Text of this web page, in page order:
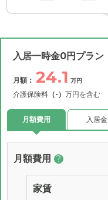
入居一時金0円プラン
月額： 24.1 万円
介護保険料 （-） 万円を含む
月額費用 入居金
月額費用 ?
家賃